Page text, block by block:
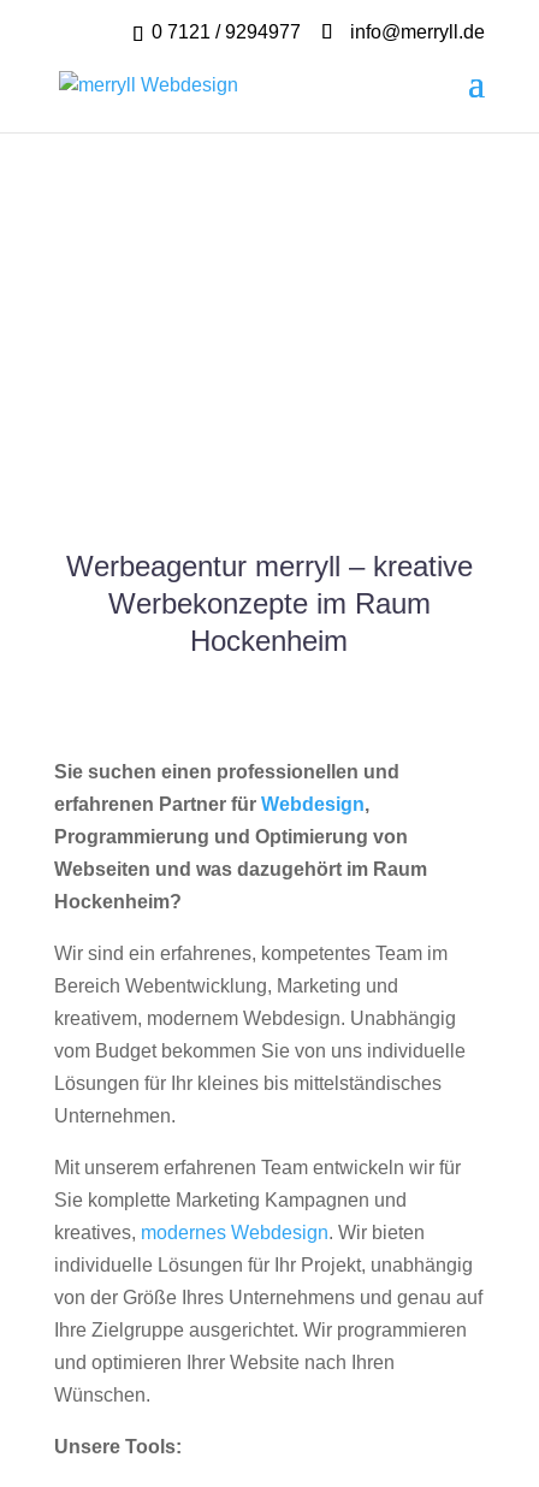
0 7121 / 9294977 info@merryll.de
Werbeagentur merryll – kreative
Werbekonzepte im Raum
Hockenheim
Sie suchen einen professionellen und
erfahrenen Partner für Webdesign,
Programmierung und Optimierung von
Webseiten und was dazugehört im Raum
Hockenheim?
Wir sind ein erfahrenes, kompetentes Team im
Bereich Webentwicklung, Marketing und
kreativem, modernem Webdesign. Unabhängig
vom Budget bekommen Sie von uns individuelle
Lösungen für Ihr kleines bis mittelständisches
Unternehmen.
Mit unserem erfahrenen Team entwickeln wir für
Sie komplette Marketing Kampagnen und
kreatives, modernes Webdesign. Wir bieten
individuelle Lösungen für Ihr Projekt, unabhängig
von der Größe Ihres Unternehmens und genau auf
Ihre Zielgruppe ausgerichtet. Wir programmieren
und optimieren Ihrer Website nach Ihren
Wünschen.
Unsere Tools: